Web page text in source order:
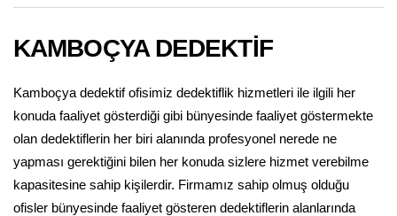
KAMBOÇYA DEDEKTİF
Kamboçya dedektif ofisimiz dedektiflik hizmetleri ile ilgili her
konuda faaliyet gösterdiği gibi bünyesinde faaliyet göstermekte
olan dedektiflerin her biri alanında profesyonel nerede ne
yapması gerektiğini bilen her konuda sizlere hizmet verebilme
kapasitesine sahip kişilerdir. Firmamız sahip olmuş olduğu
ofisler bünyesinde faaliyet gösteren dedektiflerin alanlarında